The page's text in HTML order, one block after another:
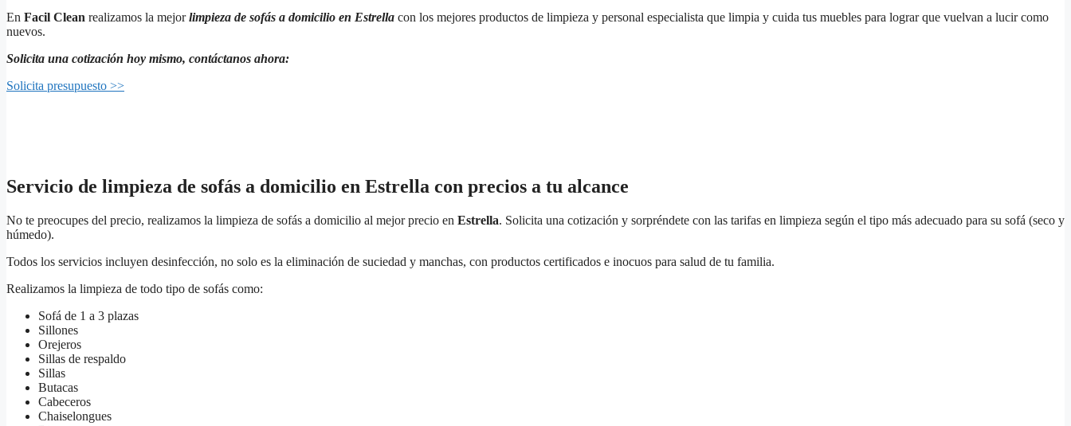
En Facil Clean realizamos la mejorlimpieza de sofás a domicilio en Estrella con los mejores productos de limpieza y personal especialista que limpia y cuida tus muebles para lograr que vuelvan a lucir como
nuevos.
Solicita una cotización hoy mismo, contáctanos ahora:
Solicita presupuesto >>
Servicio de limpieza de sofás a domicilio en Estrella con precios a tu alcance
No te preocupes del precio, realizamos la limpieza de sofás a domicilio al mejor precio en Estrella. Solicita una cotización y sorpréndete con las tarifas en limpieza según el tipo más adecuado para su sofá (seco y
húmedo).
Todos los servicios incluyen desinfección, no solo es la eliminación de suciedad y manchas, con productos certificados e inocuos para salud de tu familia.
Realizamos la limpieza de todo tipo de sofás como:
Sofá de 1 a 3 plazas
Sillones
Orejeros
Sillas de respaldo
Sillas
Butacas
Cabeceros
Chaiselongues